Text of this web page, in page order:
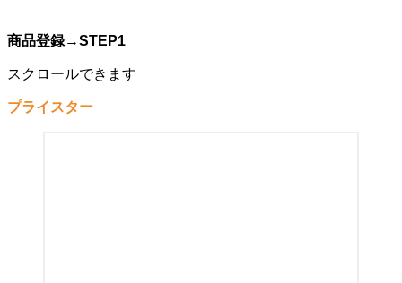
商品登録→STEP1
スクロールできます
プライスター